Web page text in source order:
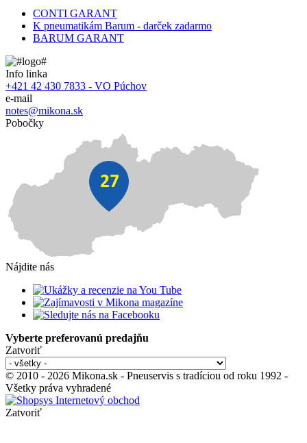
CONTI GARANT
K pneumatikám Barum - darček zadarmo
BARUM GARANT
Info linka
+421 42 430 7833 - VO Púchov
e-mail
notes@mikona.sk
Pobočky
Nájdite nás
Vyberte preferovanú predajňu
Zatvoriť
© 2010 - 2026 Mikona.sk - Pneuservis s tradíciou od roku 1992 -
Všetky práva vyhradené
Zatvoriť